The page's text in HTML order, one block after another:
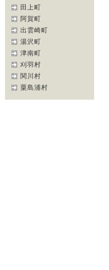
田上町
阿賀町
出雲崎町
湯沢町
津南町
刈羽村
関川村
粟島浦村